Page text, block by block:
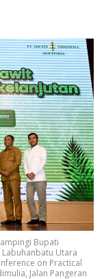
Bupati
Utara
on Practical
Jalan Pangeran